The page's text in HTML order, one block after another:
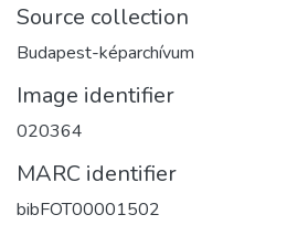
Source collection
Budapest-képarchívum
Image identifier
020364
MARC identifier
bibFOT00001502